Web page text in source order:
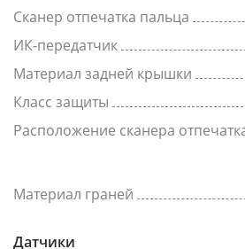
Сканер отпечатка пальца
ИК-передатчик
Материал задней крышки
Класс защиты
Расположение сканера
Материал граней
Датчики